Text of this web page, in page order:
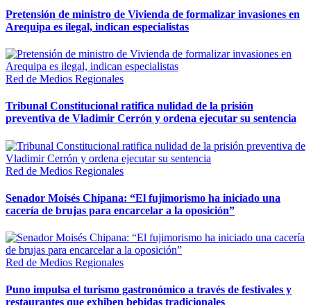
Pretensión de ministro de Vivienda de formalizar invasiones en
Arequipa es ilegal, indican especialistas
Red de Medios Regionales
Tribunal Constitucional ratifica nulidad de la prisión
preventiva de Vladimir Cerrón y ordena ejecutar su sentencia
Red de Medios Regionales
Senador Moisés Chipana: “El fujimorismo ha iniciado una
cacería de brujas para encarcelar a la oposición”
Red de Medios Regionales
Puno impulsa el turismo gastronómico a través de festivales y
restaurantes que exhiben bebidas tradicionales